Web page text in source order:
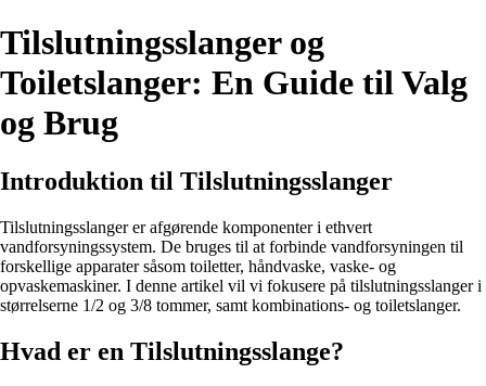
Tilslutningsslanger og
Toiletslanger: En Guide til Valg
og Brug
Introduktion til Tilslutningsslanger
Tilslutningsslanger er afgørende komponenter i ethvert
vandforsyningssystem. De bruges til at forbinde vandforsyningen til
forskellige apparater såsom toiletter, håndvaske, vaske- og
opvaskemaskiner. I denne artikel vil vi fokusere på tilslutningsslanger i
størrelserne 1/2 og 3/8 tommer, samt kombinations- og toiletslanger.
Hvad er en Tilslutningsslange?